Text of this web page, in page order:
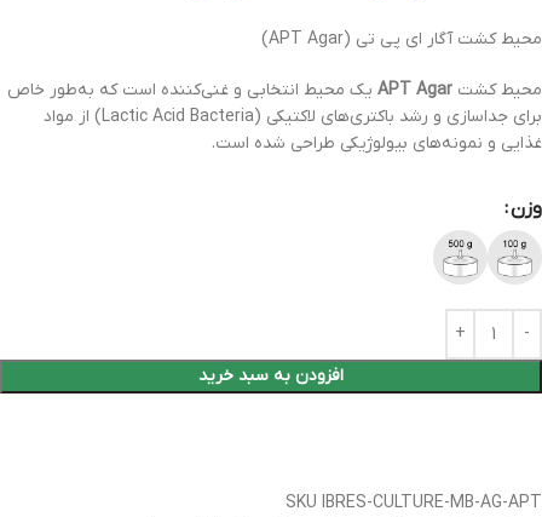
محیط کشت آگار ای پی تی (APT Agar)
محیط کشت APT Agar یک محیط انتخابی و غنی‌کننده است که به‌طور خاص
برای جداسازی و رشد باکتری‌های لاکتیکی (Lactic Acid Bacteria) از مواد
غذایی و نمونه‌های بیولوژیکی طراحی شده است.
وزن
افزودن به سبد خرید
SKU IBRES-CULTURE-MB-AG-APT